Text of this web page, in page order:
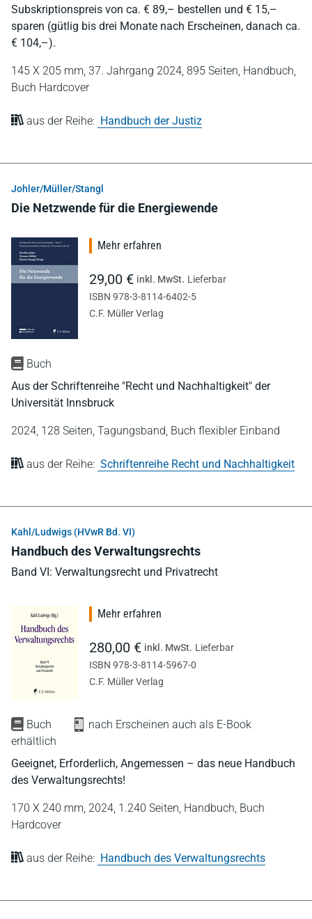
Subskriptionspreis von ca. € 89,– bestellen und € 15,–
sparen (gütlig bis drei Monate nach Erscheinen, danach ca.
€ 104,–).
145 X 205 mm, 37. Jahrgang 2024, 895 Seiten, Handbuch,
Buch Hardcover
aus der Reihe: Handbuch der Justiz
Johler/Müller/Stangl
Die Netzwende für die Energiewende
Buch
Aus der Schriftenreihe "Recht und Nachhaltigkeit" der
Universität Innsbruck
2024, 128 Seiten, Tagungsband, Buch flexibler Einband
aus der Reihe: Schriftenreihe Recht und Nachhaltigkeit
Mehr erfahren
29,00 € inkl. MwSt. Lieferbar
ISBN 978-3-8114-6402-5
C.F. Müller Verlag
Kahl/Ludwigs (HVwR Bd. VI)
Handbuch des Verwaltungsrechts
Band VI: Verwaltungsrecht und Privatrecht
Buch
nach Erscheinen auch als E-Book
erhältlich
Geeignet, Erforderlich, Angemessen – das neue Handbuch
des Verwaltungsrechts!
170 X 240 mm, 2024, 1.240 Seiten, Handbuch, Buch
Hardcover
aus der Reihe: Handbuch des Verwaltungsrechts
Mehr erfahren
280,00 € inkl. MwSt. Lieferbar
ISBN 978-3-8114-5967-0
C.F. Müller Verlag